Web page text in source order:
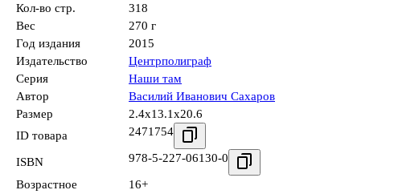
Кол-во стр.
318
Вес
270 г
Год издания
2015
Издательство
Центрполиграф
Серия
Наши там
Автор
Василий Иванович Сахаров
Размер
2.4x13.1x20.6
ID товара
2471754
ISBN 978-5-227-06130-0
Возрастное
16+